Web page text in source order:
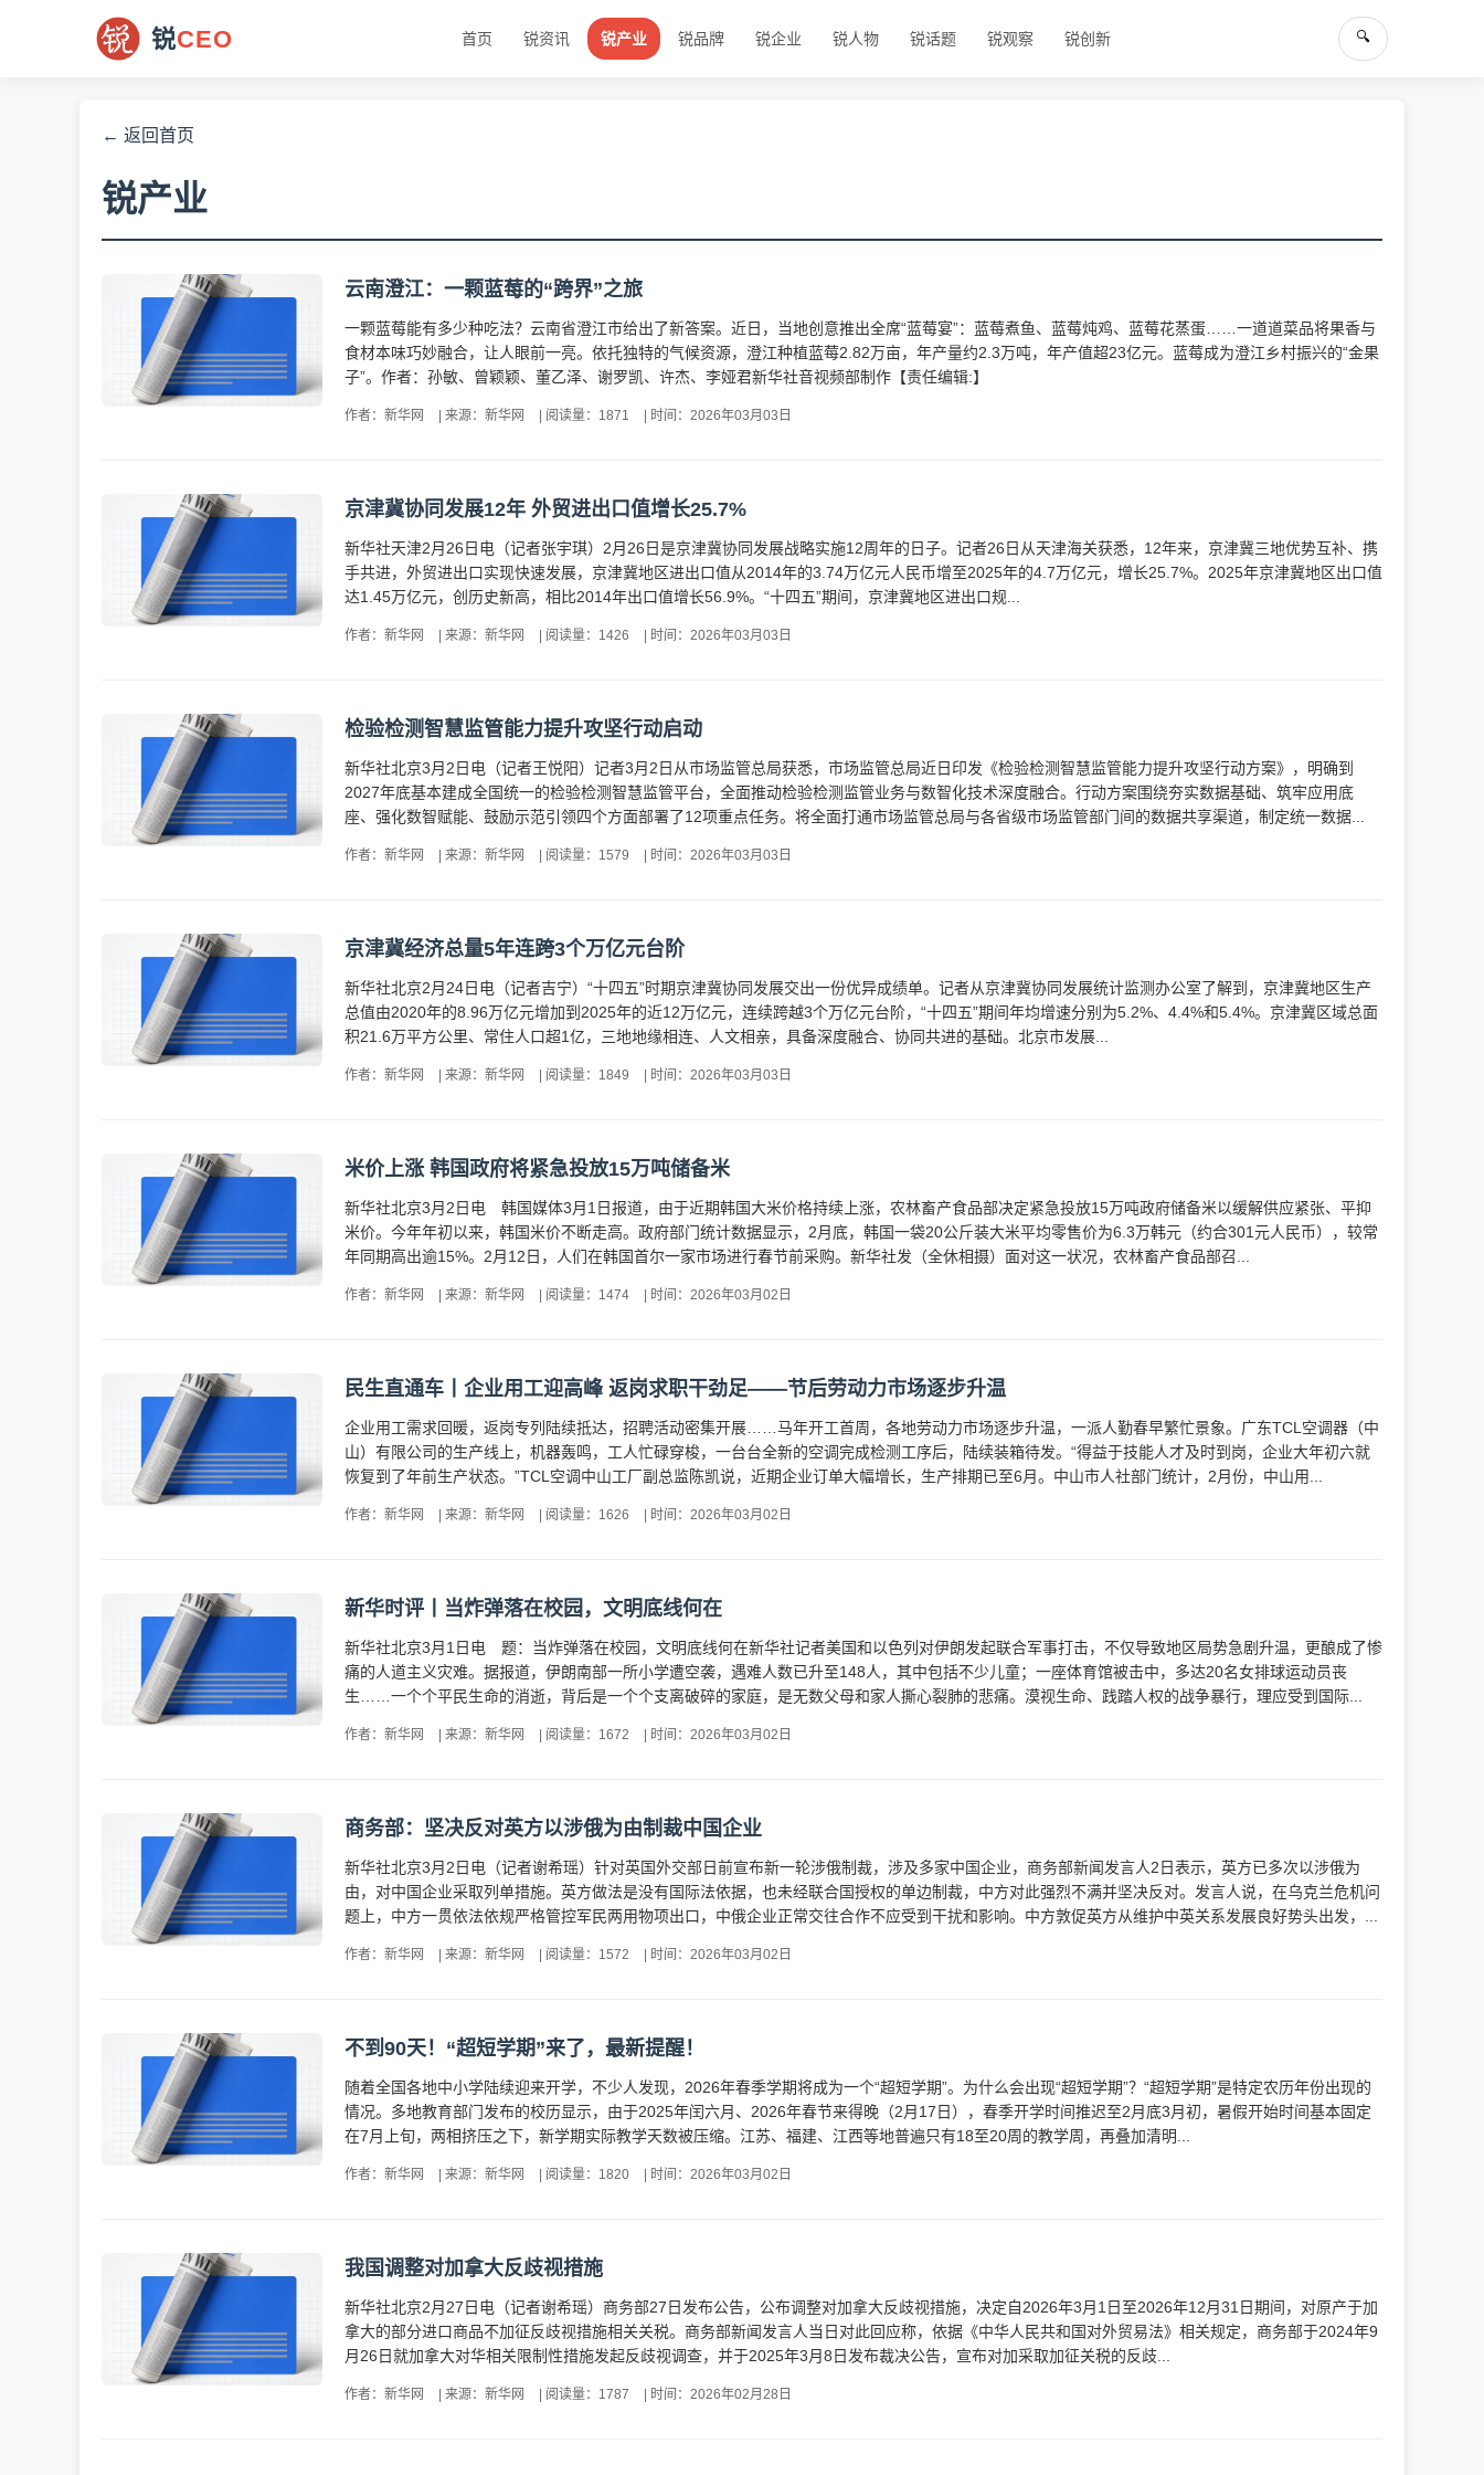
锐CEO 首页 锐资讯 锐产业 锐品牌 锐企业 锐人物 锐话题 锐观察 锐创新 🔍
← 返回首页
锐产业
云南澄江：一颗蓝莓的“跨界”之旅
一颗蓝莓能有多少种吃法？云南省澄江市给出了新答案。近日，当地创意推出全席“蓝莓宴”：蓝莓煮鱼、蓝莓炖鸡、蓝莓花蒸蛋……一道道菜品将果香与
食材本味巧妙融合，让人眼前一亮。依托独特的气候资源，澄江种植蓝莓2.82万亩，年产量约2.3万吨，年产值超23亿元。蓝莓成为澄江乡村振兴的“金果
子”。作者：孙敏、曾颖颖、董乙泽、谢罗凯、许杰、李娅君新华社音视频部制作【责任编辑:】
作者：新华网 来源：新华网 阅读量：1871 时间：2026年03月03日
京津冀协同发展12年 外贸进出口值增长25.7%
新华社天津2月26日电（记者张宇琪）2月26日是京津冀协同发展战略实施12周年的日子。记者26日从天津海关获悉，12年来，京津冀三地优势互补、携
手共进，外贸进出口实现快速发展，京津冀地区进出口值从2014年的3.74万亿元人民币增至2025年的4.7万亿元，增长25.7%。2025年京津冀地区出口值
达1.45万亿元，创历史新高，相比2014年出口值增长56.9%。“十四五”期间，京津冀地区进出口规...
作者：新华网 来源：新华网 阅读量：1426 时间：2026年03月03日
检验检测智慧监管能力提升攻坚行动启动
新华社北京3月2日电（记者王悦阳）记者3月2日从市场监管总局获悉，市场监管总局近日印发《检验检测智慧监管能力提升攻坚行动方案》，明确到
2027年底基本建成全国统一的检验检测智慧监管平台，全面推动检验检测监管业务与数智化技术深度融合。行动方案围绕夯实数据基础、筑牢应用底
座、强化数智赋能、鼓励示范引领四个方面部署了12项重点任务。将全面打通市场监管总局与各省级市场监管部门间的数据共享渠道，制定统一数据...
作者：新华网 来源：新华网 阅读量：1579 时间：2026年03月03日
京津冀经济总量5年连跨3个万亿元台阶
新华社北京2月24日电（记者吉宁）“十四五”时期京津冀协同发展交出一份优异成绩单。记者从京津冀协同发展统计监测办公室了解到，京津冀地区生产
总值由2020年的8.96万亿元增加到2025年的近12万亿元，连续跨越3个万亿元台阶，“十四五”期间年均增速分别为5.2%、4.4%和5.4%。京津冀区域总面
积21.6万平方公里、常住人口超1亿，三地地缘相连、人文相亲，具备深度融合、协同共进的基础。北京市发展...
作者：新华网 来源：新华网 阅读量：1849 时间：2026年03月03日
米价上涨 韩国政府将紧急投放15万吨储备米
新华社北京3月2日电 韩国媒体3月1日报道，由于近期韩国大米价格持续上涨，农林畜产食品部决定紧急投放15万吨政府储备米以缓解供应紧张、平抑
米价。今年年初以来，韩国米价不断走高。政府部门统计数据显示，2月底，韩国一袋20公斤装大米平均零售价为6.3万韩元（约合301元人民币），较常
年同期高出逾15%。2月12日，人们在韩国首尔一家市场进行春节前采购。新华社发（全休相摄）面对这一状况，农林畜产食品部召...
作者：新华网 来源：新华网 阅读量：1474 时间：2026年03月02日
民生直通车丨企业用工迎高峰 返岗求职干劲足——节后劳动力市场逐步升温
企业用工需求回暖，返岗专列陆续抵达，招聘活动密集开展……马年开工首周，各地劳动力市场逐步升温，一派人勤春早繁忙景象。广东TCL空调器（中
山）有限公司的生产线上，机器轰鸣，工人忙碌穿梭，一台台全新的空调完成检测工序后，陆续装箱待发。“得益于技能人才及时到岗，企业大年初六就
恢复到了年前生产状态。”TCL空调中山工厂副总监陈凯说，近期企业订单大幅增长，生产排期已至6月。中山市人社部门统计，2月份，中山用...
作者：新华网 来源：新华网 阅读量：1626 时间：2026年03月02日
新华时评丨当炸弹落在校园，文明底线何在
新华社北京3月1日电 题：当炸弹落在校园，文明底线何在新华社记者美国和以色列对伊朗发起联合军事打击，不仅导致地区局势急剧升温，更酿成了惨
痛的人道主义灾难。据报道，伊朗南部一所小学遭空袭，遇难人数已升至148人，其中包括不少儿童；一座体育馆被击中，多达20名女排球运动员丧
生……一个个平民生命的消逝，背后是一个个支离破碎的家庭，是无数父母和家人撕心裂肺的悲痛。漠视生命、践踏人权的战争暴行，理应受到国际...
作者：新华网 来源：新华网 阅读量：1672 时间：2026年03月02日
商务部：坚决反对英方以涉俄为由制裁中国企业
新华社北京3月2日电（记者谢希瑶）针对英国外交部日前宣布新一轮涉俄制裁，涉及多家中国企业，商务部新闻发言人2日表示，英方已多次以涉俄为
由，对中国企业采取列单措施。英方做法是没有国际法依据，也未经联合国授权的单边制裁，中方对此强烈不满并坚决反对。发言人说，在乌克兰危机问
题上，中方一贯依法依规严格管控军民两用物项出口，中俄企业正常交往合作不应受到干扰和影响。中方敦促英方从维护中英关系发展良好势头出发，...
作者：新华网 来源：新华网 阅读量：1572 时间：2026年03月02日
不到90天！“超短学期”来了，最新提醒！
随着全国各地中小学陆续迎来开学，不少人发现，2026年春季学期将成为一个“超短学期”。为什么会出现“超短学期”？“超短学期”是特定农历年份出现的
情况。多地教育部门发布的校历显示，由于2025年闰六月、2026年春节来得晚（2月17日），春季开学时间推迟至2月底3月初，暑假开始时间基本固定
在7月上旬，两相挤压之下，新学期实际教学天数被压缩。江苏、福建、江西等地普遍只有18至20周的教学周，再叠加清明...
作者：新华网 来源：新华网 阅读量：1820 时间：2026年03月02日
我国调整对加拿大反歧视措施
新华社北京2月27日电（记者谢希瑶）商务部27日发布公告，公布调整对加拿大反歧视措施，决定自2026年3月1日至2026年12月31日期间，对原产于加
拿大的部分进口商品不加征反歧视措施相关关税。商务部新闻发言人当日对此回应称，依据《中华人民共和国对外贸易法》相关规定，商务部于2024年9
月26日就加拿大对华相关限制性措施发起反歧视调查，并于2025年3月8日发布裁决公告，宣布对加采取加征关税的反歧...
作者：新华网 来源：新华网 阅读量：1787 时间：2026年02月28日